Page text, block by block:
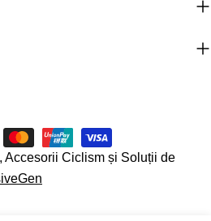
Accesorii Ciclism și Soluții de